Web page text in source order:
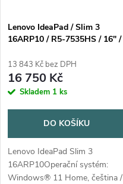
Lenovo IdeaPad / Slim 3
16ARP10 / R5-7535HS / 16" /
AMD int / W11H / Gray / 2R
13 843 Kč bez DPH
16 750 Kč
Skladem 1 ks
DO KOŠÍKU
Lenovo IdeaPad Slim 3
16ARP10Operační systém:
Windows® 11 Home, čeština /